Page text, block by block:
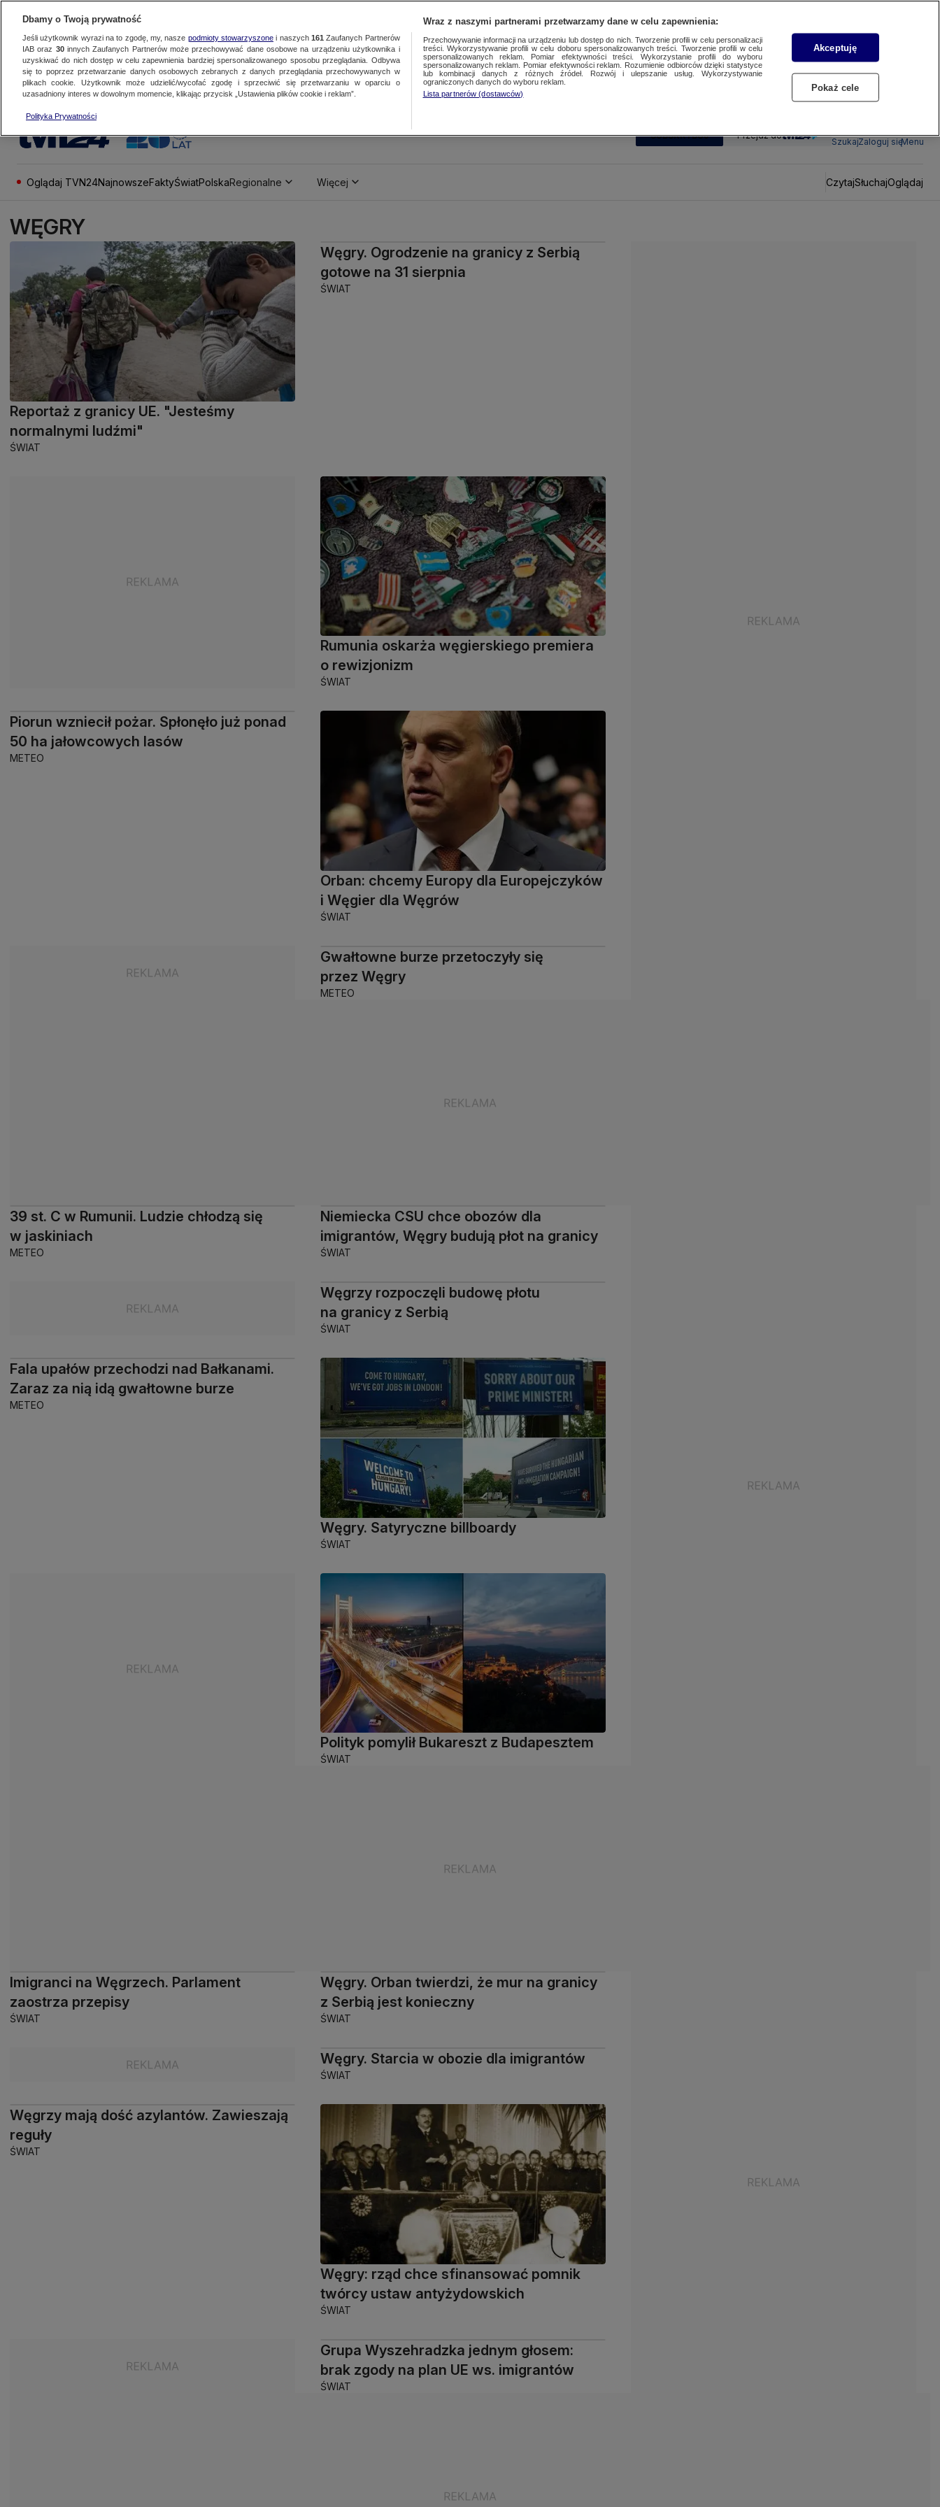
SUBSKRYBUJ Przejdź do
SzukajZaloguj sięMenu
Oglądaj TVN24NajnowszeFaktyŚwiatPolskaRegionalne Więcej CzytajSłuchajOglądaj
WĘGRY
Reportaż z granicy UE. "Jesteśmy
normalnymi ludźmi"
ŚWIAT
Węgry. Ogrodzenie na granicy z Serbią
gotowe na 31 sierpnia
ŚWIAT
Rumunia oskarża węgierskiego premiera
o rewizjonizm
ŚWIAT
Piorun wzniecił pożar. Spłonęło już ponad
50 ha jałowcowych lasów
METEO
Orban: chcemy Europy dla Europejczyków
i Węgier dla Węgrów
ŚWIAT
Gwałtowne burze przetoczyły się
przez Węgry
METEO
39 st. C w Rumunii. Ludzie chłodzą się
w jaskiniach
METEO
Niemiecka CSU chce obozów dla
imigrantów, Węgry budują płot na granicy
ŚWIAT
Węgrzy rozpoczęli budowę płotu
na granicy z Serbią
ŚWIAT
Fala upałów przechodzi nad Bałkanami.
Zaraz za nią idą gwałtowne burze
METEO
Węgry. Satyryczne billboardy
ŚWIAT
Polityk pomylił Bukareszt z Budapesztem
ŚWIAT
Imigranci na Węgrzech. Parlament
zaostrza przepisy
ŚWIAT
Węgry. Orban twierdzi, że mur na granicy
z Serbią jest konieczny
ŚWIAT
Węgry. Starcia w obozie dla imigrantów
ŚWIAT
Węgrzy mają dość azylantów. Zawieszają
reguły
ŚWIAT
Węgry: rząd chce sfinansować pomnik
twórcy ustaw antyżydowskich
ŚWIAT
Grupa Wyszehradzka jednym głosem:
brak zgody na plan UE ws. imigrantów
ŚWIAT
Dbamy o Twoją prywatność
Jeśli użytkownik wyrazi na to zgodę, my, nasze podmioty stowarzyszonei naszych 161 Zaufanych Partnerów
IAB oraz 30innych Zaufanych Partnerów może przechowywać dane osobowe na urządzeniu użytkownika i
uzyskiwać do nich dostęp w celu zapewnienia bardziej spersonalizowanego sposobu przeglądania. Odbywa
się to poprzez przetwarzanie danych osobowych zebranych z danych przeglądania przechowywanych w
plikach cookie. Użytkownik może udzielić/wycofać zgodę i sprzeciwić się przetwarzaniu w oparciu o
uzasadniony interes w dowolnym momencie, klikając przycisk „Ustawienia plików cookie i reklam”.
Polityka Prywatności
Wraz z naszymi partnerami przetwarzamy dane w celu zapewnienia:
Przechowywanie informacji na urządzeniu lub dostęp do nich. Tworzenie profili w celu personalizacji
treści. Wykorzystywanie profili w celu doboru spersonalizowanych treści. Tworzenie profili w celu
spersonalizowanych reklam. Pomiar efektywności treści. Wykorzystanie profili do wyboru
spersonalizowanych reklam. Pomiar efektywności reklam. Rozumienie odbiorców dzięki statystyce
lub kombinacji danych z różnych źródeł. Rozwój i ulepszanie usług. Wykorzystywanie
ograniczonych danych do wyboru reklam.
Lista partnerów (dostawców)
Akceptuję
Pokaż cele